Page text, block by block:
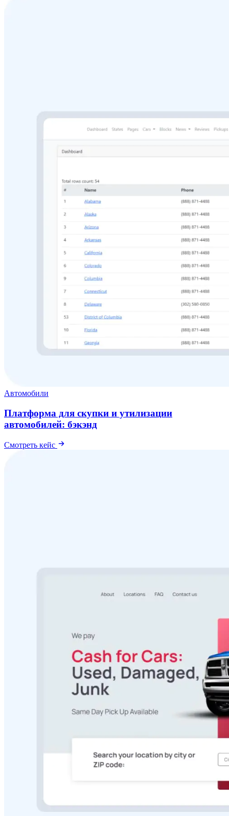
Автомобили
Платформа для скупки и утилизации
автомобилей: бэкэнд
Смотреть кейс